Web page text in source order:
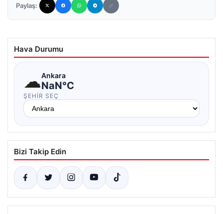
Paylaş:
Hava Durumu
☁Ankara
NaN°C
ŞEHIR SEÇ
Bizi Takip Edin